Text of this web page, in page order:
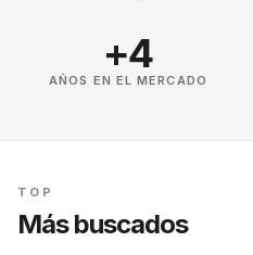
+4
AÑOS EN EL MERCADO
TOP
Más buscados